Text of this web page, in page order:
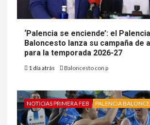
‘Palencia se enciende’: el Palencia
Baloncesto lanza su campaña de
para la temporada 2026-27
1 día atrás Baloncesto con p
NOTICIAS PRIMERA FEB PALENCIA